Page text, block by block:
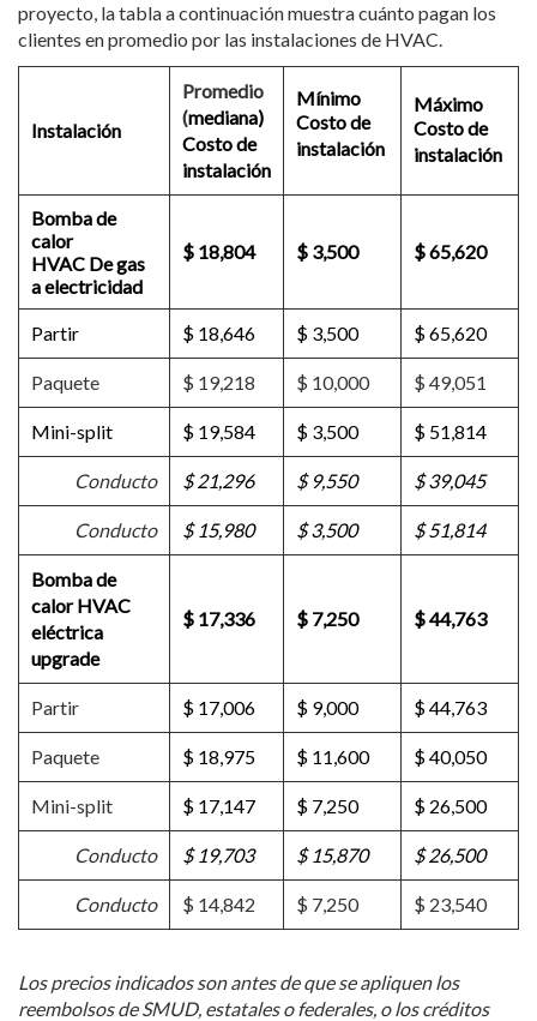
proyecto, la tabla a continuación muestra cuánto pagan los
clientes en promedio por las instalaciones de HVAC.
Instalación
Promedio
(mediana)
Costo de
instalación
Mínimo
Costo de
instalación
Máximo
Costo de
instalación
Bomba de
calor
HVAC De gas
a electricidad
$ 18,804 $ 3,500 $ 65,620
Partir $ 18,646 $ 3,500 $ 65,620
Paquete $ 19,218 $ 10,000 $ 49,051
Mini-split $ 19,584 $ 3,500 $ 51,814
Conducto $ 21,296 $ 9,550 $ 39,045
Conducto $ 15,980 $ 3,500 $ 51,814
Bomba de
calor HVAC
eléctrica
upgrade
$ 17,336 $ 7,250 $ 44,763
Partir $ 17,006 $ 9,000 $ 44,763
Paquete $ 18,975 $ 11,600 $ 40,050
Mini-split $ 17,147 $ 7,250 $ 26,500
Conducto $ 19,703 $ 15,870 $ 26,500
Conducto $ 14,842 $ 7,250 $ 23,540
Los precios indicados son antes de que se apliquen los
reembolsos de SMUD, estatales o federales, o los créditos